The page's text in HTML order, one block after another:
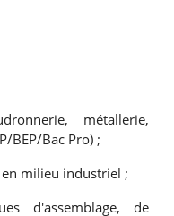
métallerie,
BEP/Bac Pro) ;
milieu industriel ;
d'assemblage, de